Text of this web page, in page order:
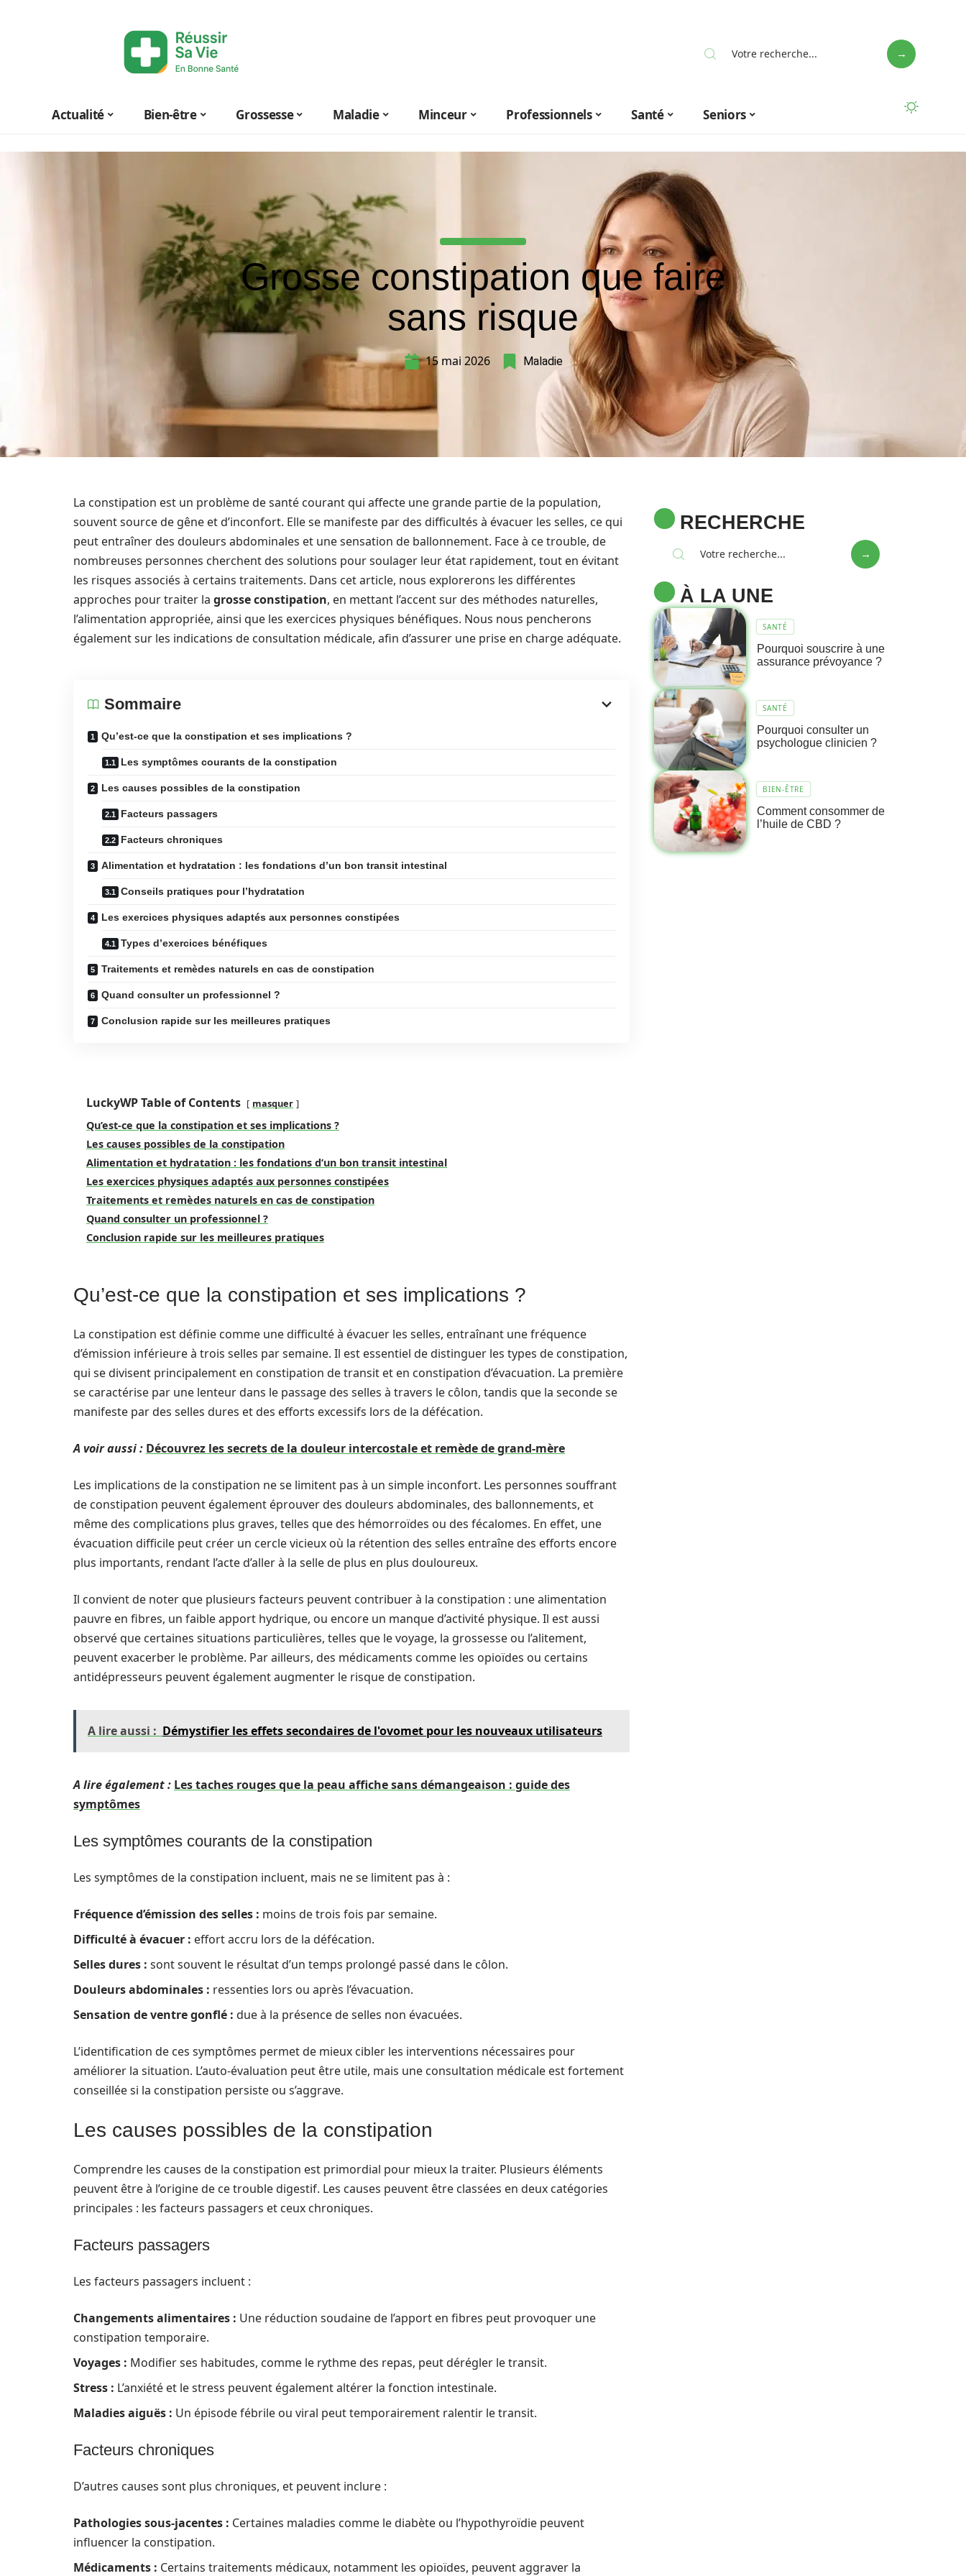
Actualité Bien-être Grossesse Maladie Minceur Professionnels Santé Seniors
Grosse constipation que faire
sans risque
15 mai 2026 Maladie
La constipation est un problème de santé courant qui affecte une grande partie de la population,
souvent source de gêne et d’inconfort. Elle se manifeste par des difficultés à évacuer les selles, ce qui
peut entraîner des douleurs abdominales et une sensation de ballonnement. Face à ce trouble, de
nombreuses personnes cherchent des solutions pour soulager leur état rapidement, tout en évitant
les risques associés à certains traitements. Dans cet article, nous explorerons les différentes
approches pour traiter la grosse constipation, en mettant l’accent sur des méthodes naturelles,
l’alimentation appropriée, ainsi que les exercices physiques bénéfiques. Nous nous pencherons
également sur les indications de consultation médicale, afin d’assurer une prise en charge adéquate.
Sommaire
Qu’est-ce que la constipation et ses implications ?
Les symptômes courants de la constipation
Les causes possibles de la constipation
Facteurs passagers
Facteurs chroniques
Alimentation et hydratation : les fondations d’un bon transit intestinal
Conseils pratiques pour l’hydratation
Les exercices physiques adaptés aux personnes constipées
Types d’exercices bénéfiques
Traitements et remèdes naturels en cas de constipation
Quand consulter un professionnel ?
Conclusion rapide sur les meilleures pratiques
LuckyWP Table of Contents masquer
Qu’est-ce que la constipation et ses implications ?
Les causes possibles de la constipation
Alimentation et hydratation : les fondations d’un bon transit intestinal
Les exercices physiques adaptés aux personnes constipées
Traitements et remèdes naturels en cas de constipation
Quand consulter un professionnel ?
Conclusion rapide sur les meilleures pratiques
Qu’est-ce que la constipation et ses implications ?
La constipation est définie comme une difficulté à évacuer les selles, entraînant une fréquence
d’émission inférieure à trois selles par semaine. Il est essentiel de distinguer les types de constipation,
qui se divisent principalement en constipation de transit et en constipation d’évacuation. La première
se caractérise par une lenteur dans le passage des selles à travers le côlon, tandis que la seconde se
manifeste par des selles dures et des efforts excessifs lors de la défécation.
A voir aussi : Découvrez les secrets de la douleur intercostale et remède de grand-mère
Les implications de la constipation ne se limitent pas à un simple inconfort. Les personnes souffrant
de constipation peuvent également éprouver des douleurs abdominales, des ballonnements, et
même des complications plus graves, telles que des hémorroïdes ou des fécalomes. En effet, une
évacuation difficile peut créer un cercle vicieux où la rétention des selles entraîne des efforts encore
plus importants, rendant l’acte d’aller à la selle de plus en plus douloureux.
Il convient de noter que plusieurs facteurs peuvent contribuer à la constipation : une alimentation
pauvre en fibres, un faible apport hydrique, ou encore un manque d’activité physique. Il est aussi
observé que certaines situations particulières, telles que le voyage, la grossesse ou l’alitement,
peuvent exacerber le problème. Par ailleurs, des médicaments comme les opioïdes ou certains
antidépresseurs peuvent également augmenter le risque de constipation.
A lire aussi : Démystifier les effets secondaires de l'ovomet pour les nouveaux utilisateurs
A lire également : Les taches rouges que la peau affiche sans démangeaison : guide des
symptômes
Les symptômes courants de la constipation
Les symptômes de la constipation incluent, mais ne se limitent pas à :
Fréquence d’émission des selles : moins de trois fois par semaine.
Difficulté à évacuer : effort accru lors de la défécation.
Selles dures : sont souvent le résultat d’un temps prolongé passé dans le côlon.
Douleurs abdominales : ressenties lors ou après l’évacuation.
Sensation de ventre gonflé : due à la présence de selles non évacuées.
L’identification de ces symptômes permet de mieux cibler les interventions nécessaires pour
améliorer la situation. L’auto-évaluation peut être utile, mais une consultation médicale est fortement
conseillée si la constipation persiste ou s’aggrave.
Les causes possibles de la constipation
Comprendre les causes de la constipation est primordial pour mieux la traiter. Plusieurs éléments
peuvent être à l’origine de ce trouble digestif. Les causes peuvent être classées en deux catégories
principales : les facteurs passagers et ceux chroniques.
Facteurs passagers
Les facteurs passagers incluent :
Changements alimentaires : Une réduction soudaine de l’apport en fibres peut provoquer une
constipation temporaire.
Voyages : Modifier ses habitudes, comme le rythme des repas, peut dérégler le transit.
Stress : L’anxiété et le stress peuvent également altérer la fonction intestinale.
Maladies aiguës : Un épisode fébrile ou viral peut temporairement ralentir le transit.
Facteurs chroniques
D’autres causes sont plus chroniques, et peuvent inclure :
Pathologies sous-jacentes : Certaines maladies comme le diabète ou l’hypothyroïdie peuvent
influencer la constipation.
Médicaments : Certains traitements médicaux, notamment les opioïdes, peuvent aggraver la
RECHERCHE
À LA UNE
SANTÉ
Pourquoi souscrire à une
assurance prévoyance ?
SANTÉ
Pourquoi consulter un
psychologue clinicien ?
BIEN-ÊTRE
Comment consommer de
l’huile de CBD ?